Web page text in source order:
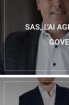
SAS, L’AI